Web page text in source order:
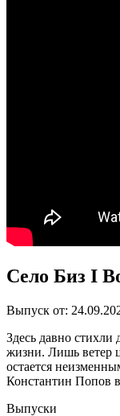
Село Биз I
Выпуск от:
Здесь давно стихли
жизни. Лишь ветер
остается
Константин Попов
Выпуски